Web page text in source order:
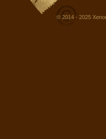
© 2014 - 2025